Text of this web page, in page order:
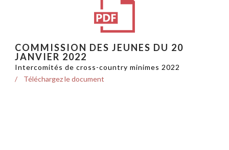
COMMISSION DES JEUNES DU 20
JANVIER 2022
Intercomités de cross-country minimes 2022
Téléchargez le document